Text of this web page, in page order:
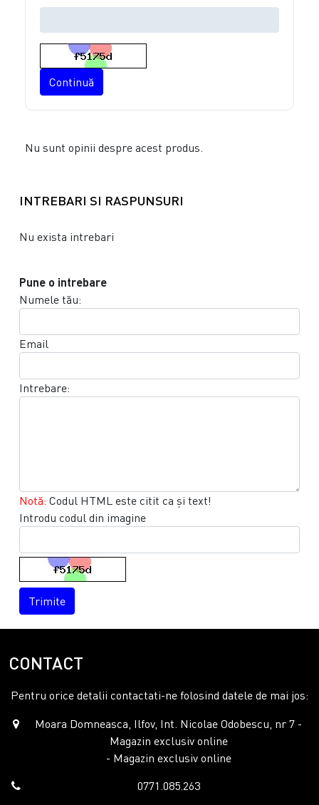
Continuă
Nu sunt opinii despre acest produs.
INTREBARI SI RASPUNSURI
Nu exista intrebari
Pune o intrebare
Numele tău:
Email
Intrebare:
Notă: Codul HTML este citit ca şi text!
Introdu codul din imagine
Trimite
CONTACT
Pentru orice detalii contactati-ne folosind datele de mai jos:
Moara Domneasca, Ilfov, Int. Nicolae Odobescu, nr 7 -
Magazin exclusiv online
- Magazin exclusiv online
0771.085.263